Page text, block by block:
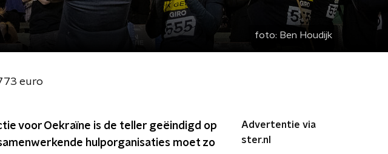
foto: Ben Houdijk
euro
voor Oekraïne is de teller geëindigd op
hulporganisaties moet zo
Advertentie via
ster.nl